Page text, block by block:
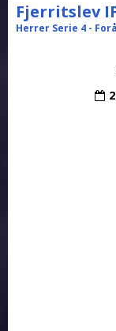
Fjerritslev
Herrer Serie 4 -